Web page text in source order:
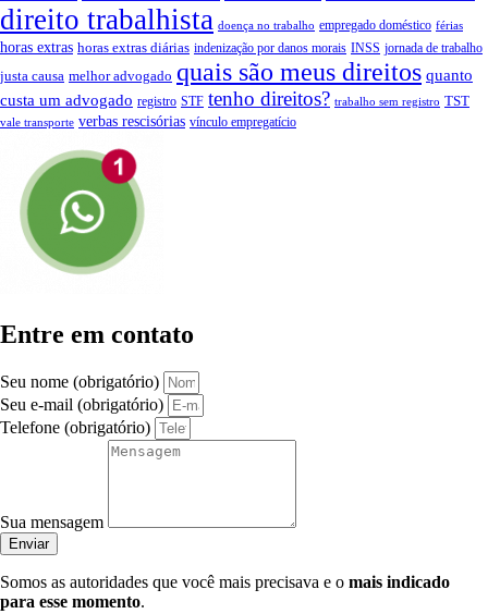
direito trabalhista doença no trabalho empregado doméstico férias
horas extras horas extras diárias indenização por danos morais INSS jornada de trabalho
justa causa melhor advogado quais são meus direitos quanto
custa um advogado registro STF tenho direitos? trabalho sem registro TST
vale transporte verbas rescisórias vínculo empregatício
Entre em contato
Seu nome (obrigatório)
Seu e-mail (obrigatório)
Telefone (obrigatório)
Sua mensagem
Enviar
Somos as autoridades que você mais precisava e o mais indicado
para esse momento.